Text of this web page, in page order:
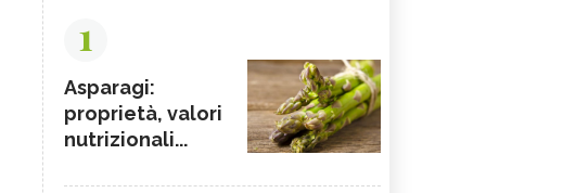
1
Asparagi:
proprietà, valori
nutrizionali...